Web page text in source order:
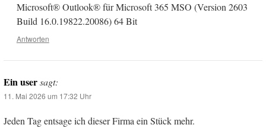
Microsoft® Outlook® für Microsoft 365 MSO (Version 2603
Build 16.0.19822.20086) 64 Bit
Antworten
Ein usersagt:
11. Mai 2026 um 17:32 Uhr
Jeden Tag entsage ich dieser Firma ein Stück mehr.